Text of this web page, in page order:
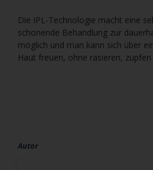
Die IPL-Technologie macht eine
schonende Behandlung zur
möglich und man kann sich über
Haut freuen, ohne rasieren,
Autor